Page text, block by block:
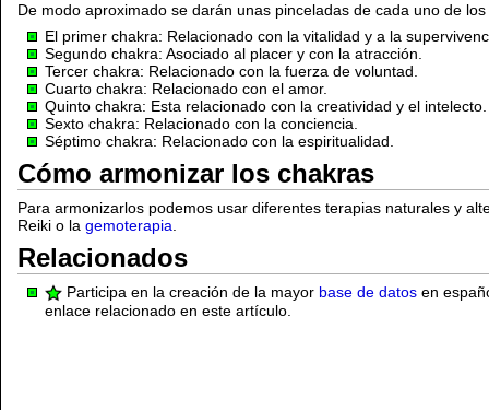
De modo aproximado se darán unas pinceladas de cada uno de
El primer chakra: Relacionado con la vitalidad y a la
Segundo chakra: Asociado al placer y con la atracción.
Tercer chakra: Relacionado con la fuerza de voluntad.
Cuarto chakra: Relacionado con el amor.
Quinto chakra: Esta relacionado con la creatividad y el intelecto.
Sexto chakra: Relacionado con la conciencia.
Séptimo chakra: Relacionado con la espiritualidad.
Cómo armonizar los chakras
Para armonizarlos podemos usar diferentes terapias naturales y
Reiki o la gemoterapia
Relacionados
Participa en la creación de la mayor base de datos en
enlace relacionado en este artículo.